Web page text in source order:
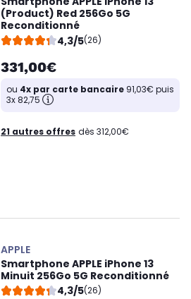
(Product) Red 256Go 5G
Reconditionné
4,3/5(26)
331,00€
ou 4x par carte bancaire 91,03€ puis
3x 82,75
21 autres offres dès 312,00€
APPLE
Smartphone APPLE iPhone 13
Minuit 256Go 5G Reconditionné
4,3/5(26)